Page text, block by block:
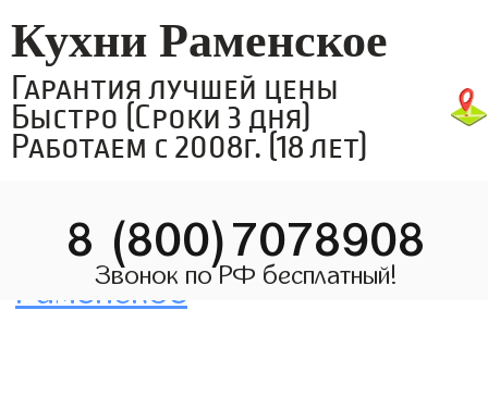
Кухни Раменское
Гарантия лучшей цены
Быстро (Сроки 3 дня)
Работаем с 2008г. (18 лет)
8 (800)7078908
Звонок по РФ бесплатный!